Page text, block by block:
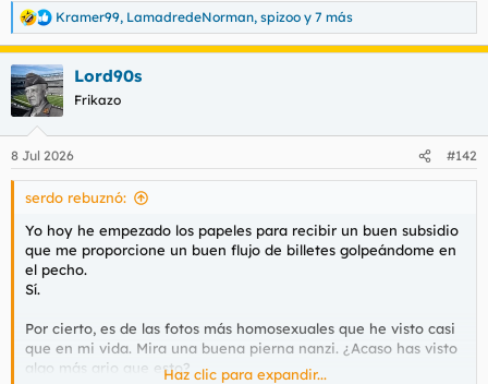
R
e
a
c
c
i
e
s
Kramer99, LamadredeNorman, spizoo y 7 más
Lord90s
Frikazo
8 Jul 2026 #142
serdo rebuznó:
Yo hoy he empezado los papeles para recibir un buen subsidio
que me proporcione un buen flujo de billetes golpeándome en
el pecho.
Sí.
Por cierto, es de las fotos más homosexuales que he visto casi
que en mi vida. Mira una buena pierna nanzi. ¿Acaso has visto
algo más ario que esto?Haz clic para expandir...